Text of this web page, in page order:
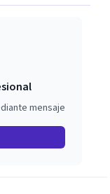
mensaje